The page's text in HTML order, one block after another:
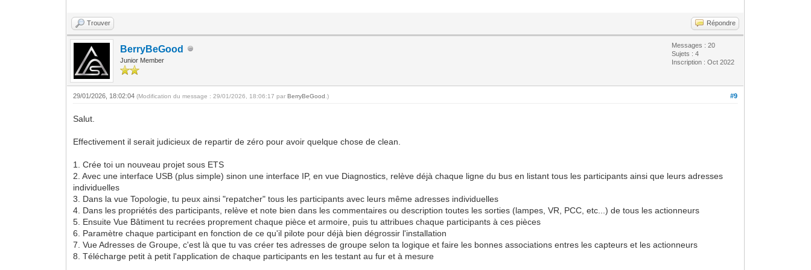
Trouver Répondre
BerryBeGood
Junior Member
Messages : 20
Sujets : 4
Inscription : Oct 2022
#9
29/01/2026, 18:02:04(Modification du message : 29/01/2026, 18:06:17 parBerryBeGood .)
Salut.
Effectivement il serait judicieux de repartir de zéro pour avoir quelque chose de clean.
1. Crée toi un nouveau projet sous ETS
2. Avec une interface USB (plus simple) sinon une interface IP, en vue Diagnostics, relève déjà chaque ligne du bus en listant tous les participants ainsi que leurs adresses
individuelles
3. Dans la vue Topologie, tu peux ainsi "repatcher" tous les participants avec leurs même adresses individuelles
4. Dans les propriétés des participants, relève et note bien dans les commentaires ou description toutes les sorties (lampes, VR, PCC, etc...) de tous les actionneurs
5. Ensuite Vue Bâtiment tu recrées proprement chaque pièce et armoire, puis tu attribues chaque participants à ces pièces
6. Paramètre chaque participant en fonction de ce qu'il pilote pour déjà bien dégrossir l'installation
7. Vue Adresses de Groupe, c'est là que tu vas créer tes adresses de groupe selon ta logique et faire les bonnes associations entres les capteurs et les actionneurs
8. Télécharge petit à petit l'application de chaque participants en les testant au fur et à mesure